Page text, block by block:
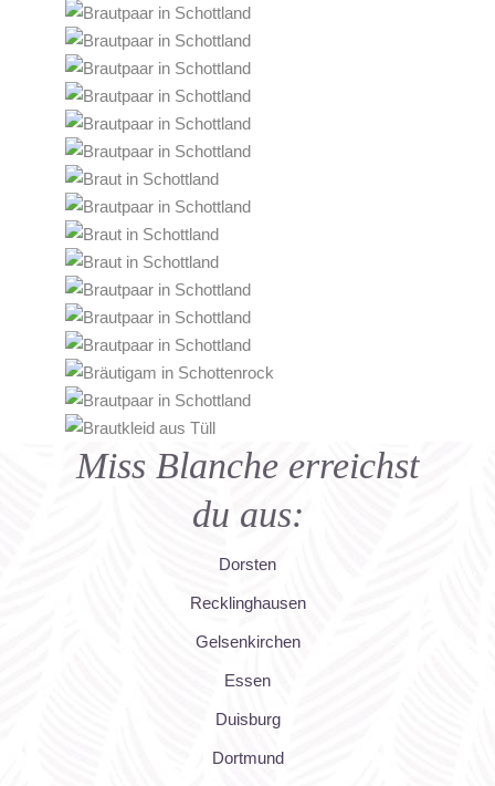
Miss Blanche erreichst
du aus:
Dorsten
Recklinghausen
Gelsenkirchen
Essen
Duisburg
Dortmund